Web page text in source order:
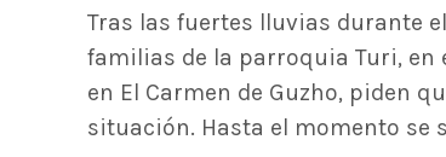
Tras las fuertes lluvias durante
familias de la parroquia Turi, en
en El Carmen de Guzho, piden
situación. Hasta el momento se